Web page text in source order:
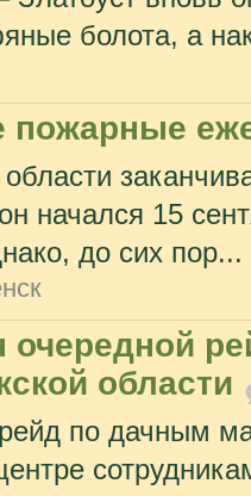
болота, а
пожарные
начался 15
до сих пор...
очередной
области
по дачным